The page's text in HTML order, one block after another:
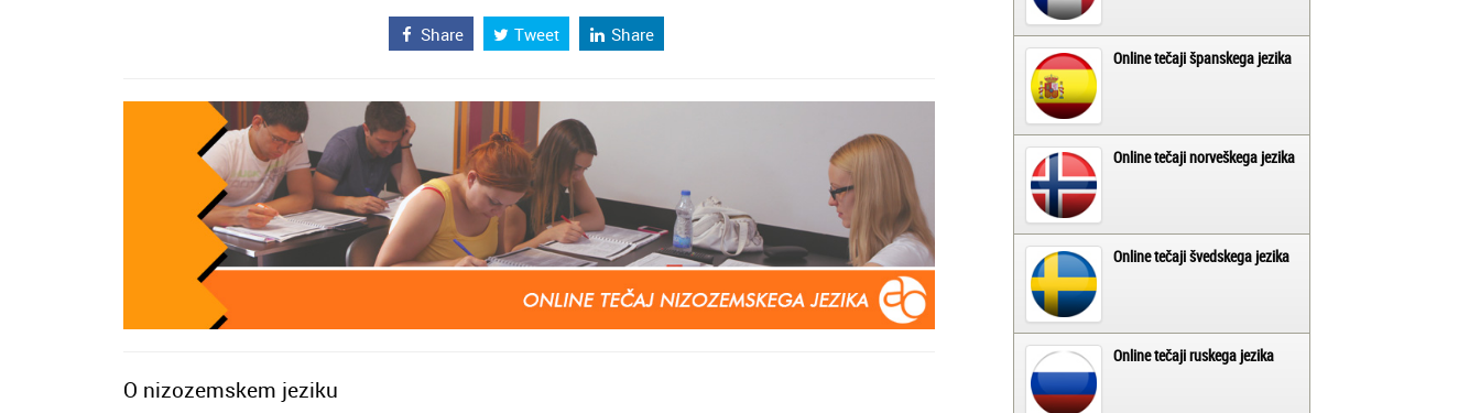
Share Tweet Share
O nizozemskem jeziku
Online tečaji španskega jezika
Online tečaji norveškega jezika
Online tečaji švedskega jezika
Online tečaji ruskega jezika